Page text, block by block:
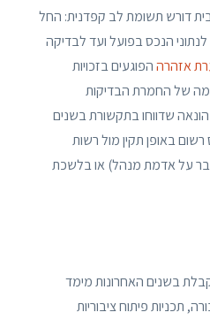
דורש תשומת לב קפדנית: החל
הנכס בפועל ועד לבדיקה
אזהרההפוגעים בזכויות
ניכרת מגמה של החמרת הבדיקות
שדווחו בתקשורת בשנים
באופן תקין מול רשות
על אדמת מנהל) או בלשכת
בשנים האחרונות מימד
תכניות פיתוח ציבוריות